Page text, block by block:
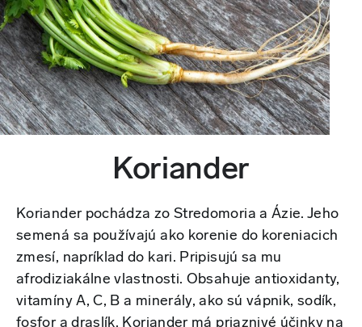
Koriander
Koriander pochádza zo Stredomoria a Ázie. Jeho
semená sa používajú ako korenie do koreniacich
zmesí, napríklad do kari. Pripisujú sa mu
afrodiziakálne vlastnosti. Obsahuje antioxidanty,
vitamíny A, C, B a minerály, ako sú vápnik, sodík,
fosfor a draslík. Koriander má priaznivé účinky na